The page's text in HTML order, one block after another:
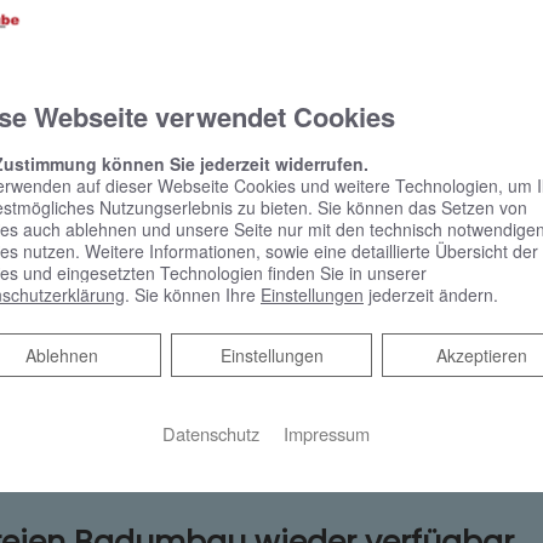
für Sie Ihre maßgeschneiderte Badlösung.
und in Zukunft
immer ein Gesamtkonzept, das alle Bereiche abdeckt.
den man auch bequem im Sitzen nutzen kann, ein WC mit
Einen Dusch-Klappsitz oder zusätzliche Handgriffe
Bedarf nachrüsten.
Sie sich ganz persönlich beraten. Kube ist
Webseite verwendet Cookies
können Sie jederzeit widerrufen.
auf dieser Webseite Cookies und weitere Technologien, um
Nutzungserlebnis zu bieten. Sie können das Setzen von
auch ablehnen und unsere Seite nur mit den technisch notwendigen
nutzen. Weitere Informationen, sowie eine detaillierte Übersicht der
und eingesetzten Technologien finden Sie in unserer
. Sie können Ihre Einstellungen jederzeit ändern.
Akzeptieren
Einstellungen
Ablehnen
Ablehnen
Datenschutz Impressum